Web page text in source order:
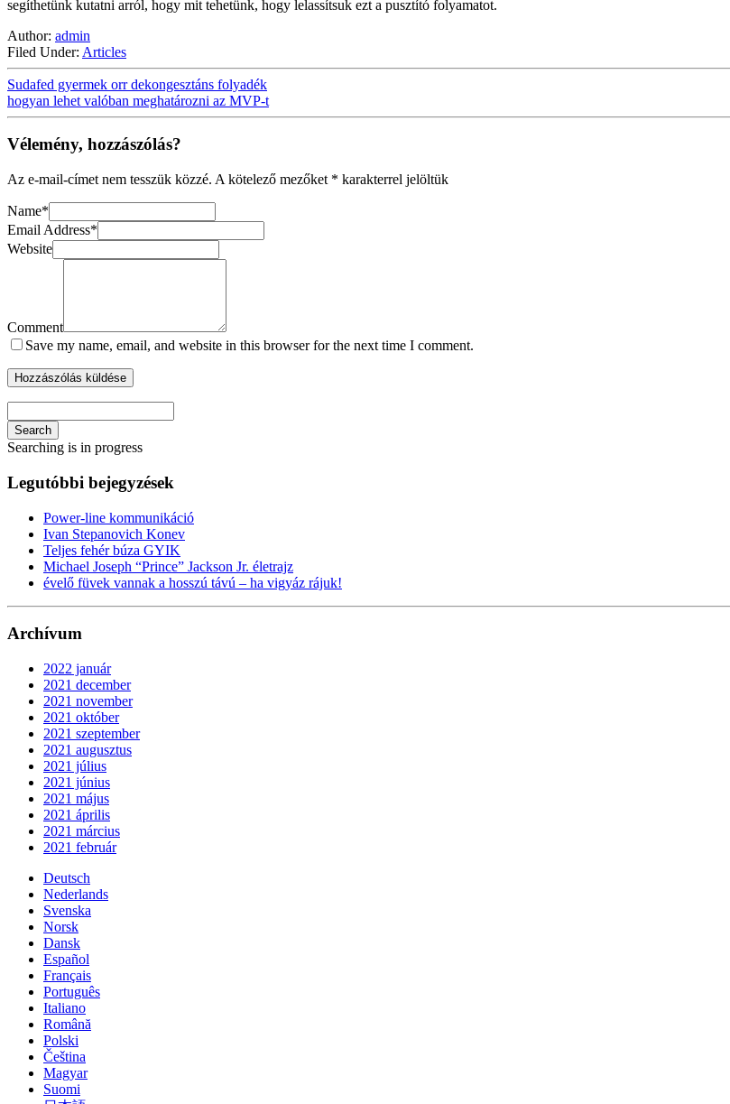
segíthetünk kutatni arról, hogy mit tehetünk, hogy lelassítsuk ezt a pusztító folyamatot.
Author: admin
Filed Under: Articles
Sudafed gyermek orr dekongesztáns folyadék
hogyan lehet valóban meghatározni az MVP-t
Vélemény, hozzászólás?
Az e-mail-címet nem tesszük közzé. A kötelező mezőket * karakterrel jelöltük
Name*
Email Address*
Website
Comment
Save my name, email, and website in this browser for the next time I comment.
Search
Searching is in progress
Legutóbbi bejegyzések
Power-line kommunikáció
Ivan Stepanovich Konev
Teljes fehér búza GYIK
Michael Joseph “Prince” Jackson Jr. életrajz
évelő füvek vannak a hosszú távú – ha vigyáz rájuk!
Archívum
2022 január
2021 december
2021 november
2021 október
2021 szeptember
2021 augusztus
2021 július
2021 június
2021 május
2021 április
2021 március
2021 február
Deutsch
Nederlands
Svenska
Norsk
Dansk
Español
Français
Português
Italiano
Română
Polski
Čeština
Magyar
Suomi